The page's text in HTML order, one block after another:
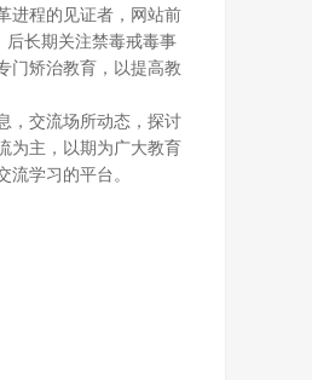
程的见证者，网站前
后长期关注禁毒戒毒事
门矫治教育，以提高教
交流场所动态，探讨
为主，以期为广大教育
流学习的平台。